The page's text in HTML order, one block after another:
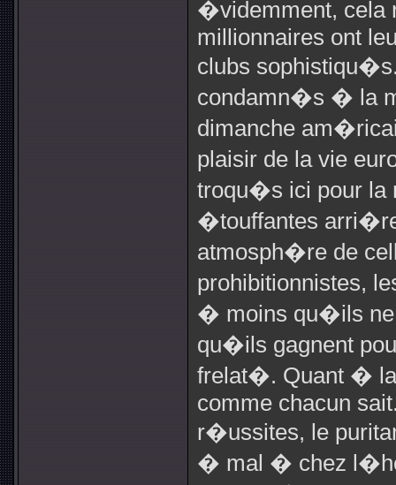
�videmment, cela
millionnaires ont
clubs
condamn�s � la
dimanche
plaisir de la vie
troqu�s ici pour
�touffantes
atmosph�re de
prohibitionnistes,
� moins qu�ils
qu�ils gagnent
frelat�. Quant �
comme chacun
r�ussites, le
� mal � chez